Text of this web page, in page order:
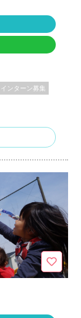
インターン募集